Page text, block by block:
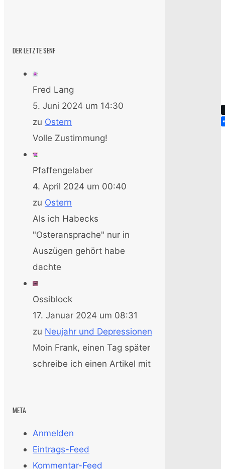
DER LETZTE SENF
Fred Lang
5. Juni 2024 um 14:30
zu Ostern
Volle Zustimmung!
Pfaffengelaber
4. April 2024 um 00:40
zu Ostern
Als ich Habecks
"Osteransprache" nur in
Auszügen gehört habe
dachte
Ossiblock
17. Januar 2024 um 08:31
zu Neujahr und Depressionen
Moin Frank, einen Tag später
schreibe ich einen Artikel mit
META
Anmelden
Eintrags-Feed
Kommentar-Feed